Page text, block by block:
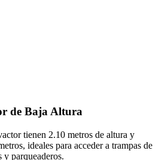
de Baja Altura
tienen 2.10 metros de altura y
ideales para acceder a trampas de
y parqueaderos.